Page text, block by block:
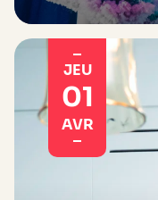
JEU
01
AVR